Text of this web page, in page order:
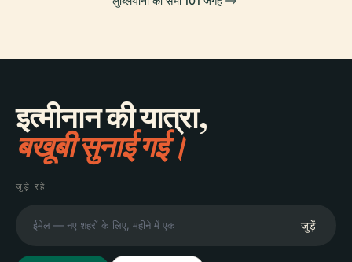
इत्मीनान की यात्रा,
बखूबी सुनाई गई।
जुड़े रहें
जुड़ें